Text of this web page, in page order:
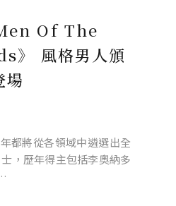
Of The
》 風格男人頒
場
都將從各領域中遴選出全
，歷年得主包括李奧納多